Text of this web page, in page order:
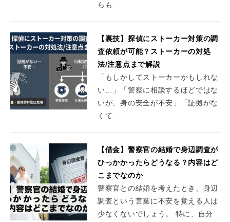
らも …
【裏技】探偵にストーカー対策の調
査依頼が可能？ストーカーの対処
法/注意点まで解説
「もしかしてストーカーかもしれな
い…」「警察に相談するほどではな
いが、身の安全が不安」「証拠がな
くて …
【借金】警察官の結婚で身辺調査が
ひっかかったらどうなる？内容はど
こまでなのか
警察官との結婚を考えたとき、身辺
調査という言葉に不安を覚える人は
少なくないでしょう。 特に、自分